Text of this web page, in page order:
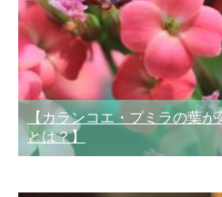
【カランコエ・プミラの葉
とは？】